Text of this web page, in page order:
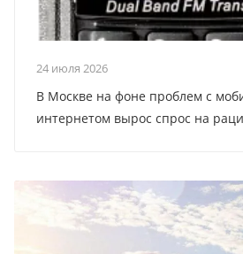
24 июля 2026
В Москве на фоне проблем с
интернетом вырос спрос на